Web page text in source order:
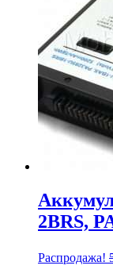
2BRS,
Распродажа!